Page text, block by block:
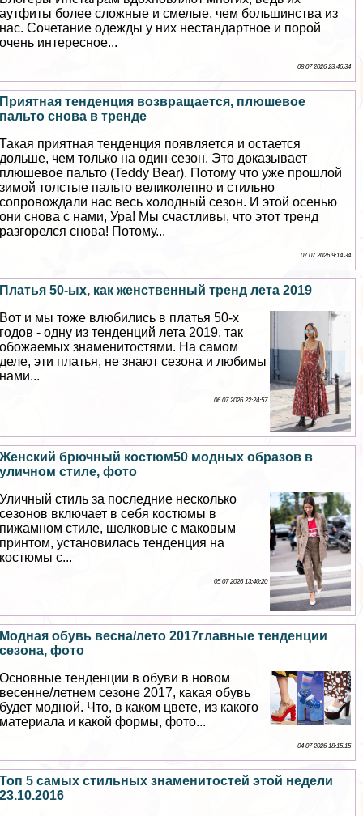
аутфиты более сложные и смелые, чем большинства из
нас. Сочетание одежды у них нестандартное и порой
очень интересное...
08 07 2026 23:46:34
Приятная тенденция возвращается, плюшевое
пальто снова в тренде
Такая приятная тенденция появляется и остается
дольше, чем только на один сезон. Это доказывает
плюшевое пальто (Teddy Bear). Потому что уже прошлой
зимой толстые пальто великолепно и стильно
сопровождали нас весь холодный сезон. И этой осенью
они снова с нами, Ура! Мы счастливы, что этот тренд
разгорелся снова! Потому...
07 07 2026 9:14:34
Платья 50-ых, как женственный тренд лета 2019
Вот и мы тоже влюбились в платья 50-х
годов - одну из тенденций лета 2019, так
обожаемых знаменитостями. На самом
деле, эти платья, не знают сезона и любимы
нами...
06 07 2026 22:24:57
Женский брючный костюм50 модных образов в
уличном стиле, фото
Уличный стиль за последние несколько
сезонов включает в себя костюмы в
пижамном стиле, шелковые с маковым
принтом, установилась тенденция на
костюмы с...
05 07 2026 13:40:20
Модная обувь весна/лето 2017главные тенденции
сезона, фото
Основные тенденции в обуви в новом
весенне/летнем сезоне 2017, какая обувь
будет модной. Что, в каком цвете, из какого
материала и какой формы, фото...
04 07 2026 18:15:15
Топ 5 самых стильных знаменитостей этой недели
23.10.2016